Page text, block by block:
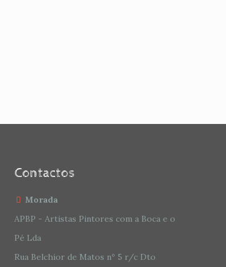
Contactos
Morada
APBP - Artistas Pintores com a Boca e o
Pé Lda
Rua Belchior de Matos nº 5 r/c Dto